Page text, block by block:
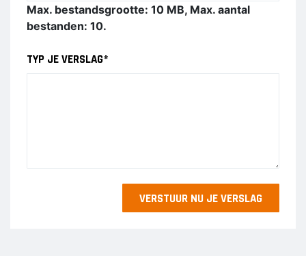
Max. bestandsgrootte: 10 MB, Max. aantal
bestanden: 10.
TYP JE VERSLAG*